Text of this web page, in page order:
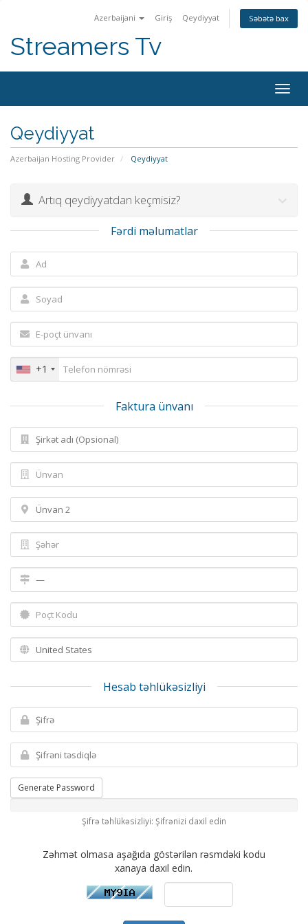
Azerbaijani Giriş Qeydiyyat Səbətə bax
Streamers Tv
Qeydiyyat
Azerbaijan Hosting Provider Qeydiyyat
Artıq qeydiyyatdan keçmisiz?
Fərdi məlumatlar
+1
Faktura ünvanı
Hesab təhlükəsizliyi
Generate Password
Şifrə təhlükəsizliyi: Şifrənizi daxil edin
Zəhmət olmasa aşağıda göstərilən rəsmdəki kodu
xanaya daxil edin.